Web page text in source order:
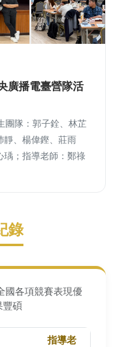
廣播電臺營隊活
團隊：郭子銓、林芷
靜、楊偉鏗、莊雨
瑀；指導老師：鄭祿
錄
國各項競賽表現優
豐碩
指導老